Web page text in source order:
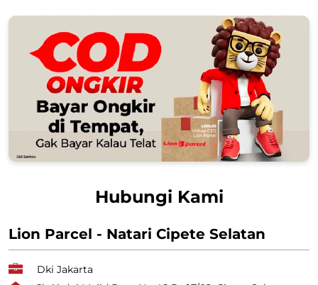
Hubungi Kami
Lion Parcel - Natari Cipete Selatan
Dki Jakarta